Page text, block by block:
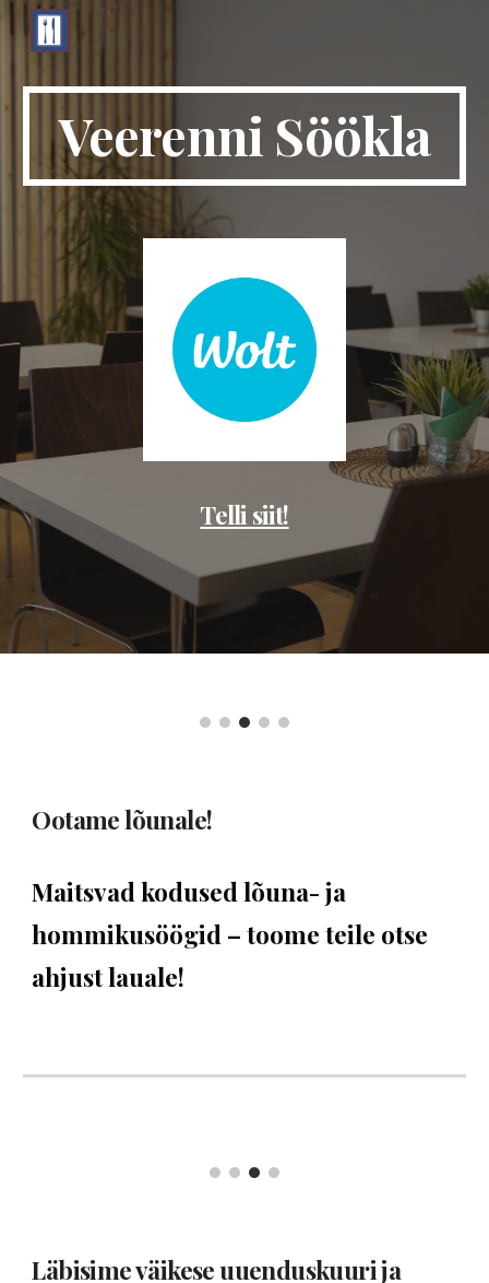
Skip to main content
Veerenni Söökla
Telli siit!
Ootame lõunale!
Maitsvad kodused lõuna- ja
hommikusöögid – toome teile otse
ahjust lauale!
Läbisime väikese uuenduskuuri ja